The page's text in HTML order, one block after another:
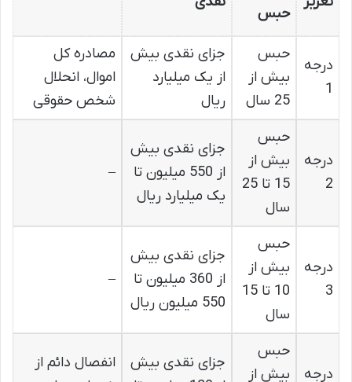
حبس
درجه
1
حبس
بیش از
25 سال
جزای نقدی بیش
از یک میلیارد
ریال
مصادره کل
اموال، انحلال
شخص حقوقی
درجه
2
حبس
بیش از
15 تا 25
سال
جزای نقدی بیش
از 550 میلیون تا
یک میلیارد ریال
–
درجه
3
حبس
بیش از
10 تا 15
سال
جزای نقدی بیش
از 360 میلیون تا
550 میلیون ریال
–
درجه
حبس
بیش از
جزای نقدی بیش
انفصال دائم از